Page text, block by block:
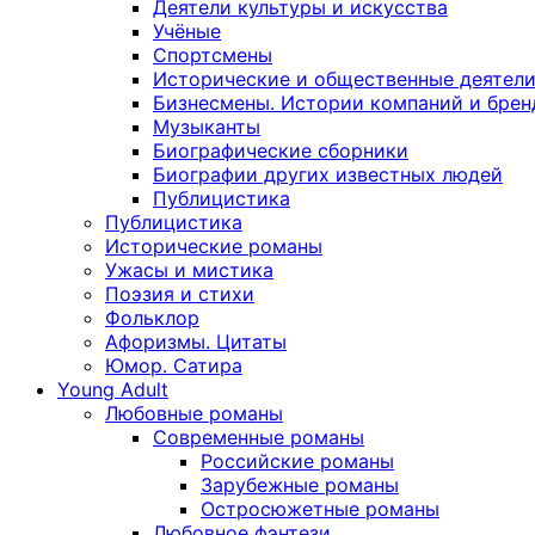
Деятели культуры и искусства
Учёные
Спортсмены
Исторические и общественные деятели
Бизнесмены. Истории компаний и
Музыканты
Биографические сборники
Биографии других известных людей
Публицистика
Публицистика
Исторические романы
Ужасы и мистика
Поэзия и стихи
Фольклор
Афоризмы. Цитаты
Юмор. Сатира
Young Adult
Любовные романы
Современные романы
Российские романы
Зарубежные романы
Остросюжетные романы